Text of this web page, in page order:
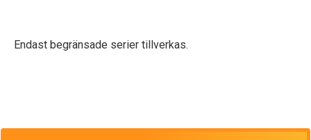
Endast begränsade serier tillverkas.